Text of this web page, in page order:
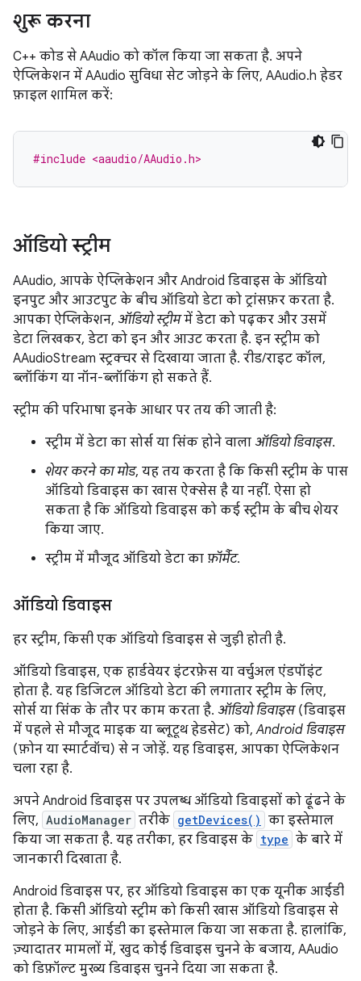
शुरू करना
C++ कोड से AAudio को कॉल किया जा सकता है. अपने
ऐप्लिकेशन में AAudio सुविधा सेट जोड़ने के लिए, AAudio.h हेडर
फ़ाइल शामिल करें:
#include <aaudio/AAudio.h>
ऑडियो स्ट्रीम
AAudio, आपके ऐप्लिकेशन और Android डिवाइस के ऑडियो
इनपुट और आउटपुट के बीच ऑडियो डेटा को ट्रांसफ़र करता है.
आपका ऐप्लिकेशन, ऑडियो स्ट्रीममें डेटा को पढ़कर और उसमें
डेटा लिखकर, डेटा को इन और आउट करता है. इन स्ट्रीम को
AAudioStream स्ट्रक्चर से दिखाया जाता है. रीड/राइट कॉल,
ब्लॉकिंग या नॉन-ब्लॉकिंग हो सकते हैं.
स्ट्रीम की परिभाषा इनके आधार पर तय की जाती है:
स्ट्रीम में डेटा का सोर्स या सिंक होने वाला ऑडियो डिवाइस.
शेयर करने का मोड, यह तय करता है कि किसी स्ट्रीम के पास
ऑडियो डिवाइस का खास ऐक्सेस है या नहीं. ऐसा हो
सकता है कि ऑडियो डिवाइस को कई स्ट्रीम के बीच शेयर
किया जाए.
स्ट्रीम में मौजूद ऑडियो डेटा का फ़ॉर्मैट.
ऑडियो डिवाइस
हर स्ट्रीम, किसी एक ऑडियो डिवाइस से जुड़ी होती है.
ऑडियो डिवाइस, एक हार्डवेयर इंटरफ़ेस या वर्चुअल एंडपॉइंट
होता है. यह डिजिटल ऑडियो डेटा की लगातार स्ट्रीम के लिए,
सोर्स या सिंक के तौर पर काम करता है. ऑडियो डिवाइस(डिवाइस
में पहले से मौजूद माइक या ब्लूटूथ हेडसेट) को,Android डिवाइस
(फ़ोन या स्मार्टवॉच) से न जोड़ें. यह डिवाइस, आपका ऐप्लिकेशन
चला रहा है.
अपने Android डिवाइस पर उपलब्ध ऑडियो डिवाइसों को ढूंढने के
लिए, AudioManager तरीके getDevices() का इस्तेमाल
किया जा सकता है. यह तरीका, हर डिवाइस के type के बारे में
जानकारी दिखाता है.
Android डिवाइस पर, हर ऑडियो डिवाइस का एक यूनीक आईडी
होता है. किसी ऑडियो स्ट्रीम को किसी खास ऑडियो डिवाइस से
जोड़ने के लिए, आईडी का इस्तेमाल किया जा सकता है. हालांकि,
ज़्यादातर मामलों में, खुद कोई डिवाइस चुनने के बजाय, AAudio
को डिफ़ॉल्ट मुख्य डिवाइस चुनने दिया जा सकता है.